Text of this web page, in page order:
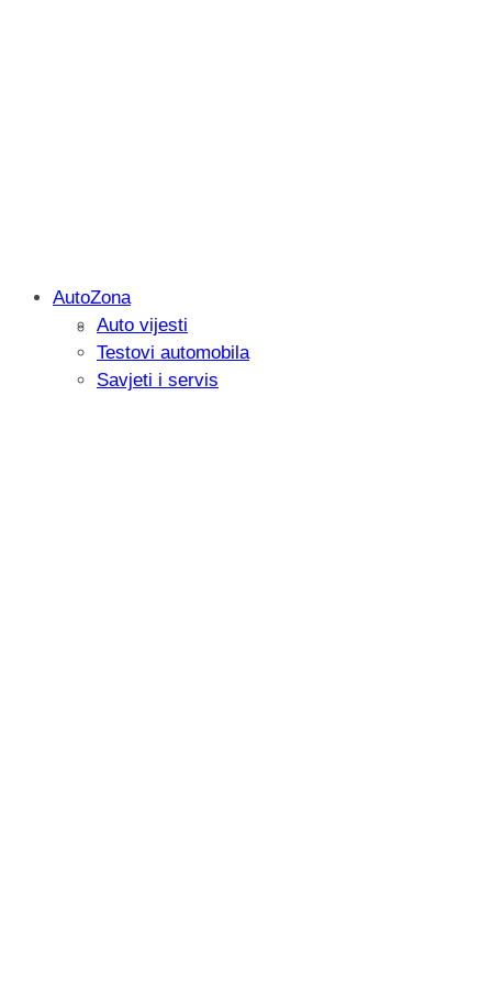
Savjetujemo: Što učiniti kada vaš
AutoZona
Auto vijesti
Testovi automobila
Savjeti i servis